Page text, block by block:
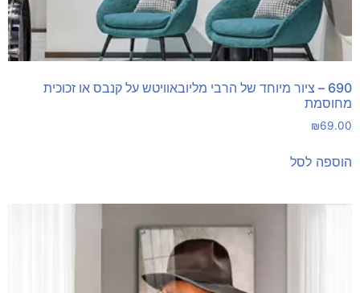
690 – ציור מיוחד של הרבי מליובאוויטש על קנבס או זכוכית
מחוסמת
₪69.00
הוספה לסל